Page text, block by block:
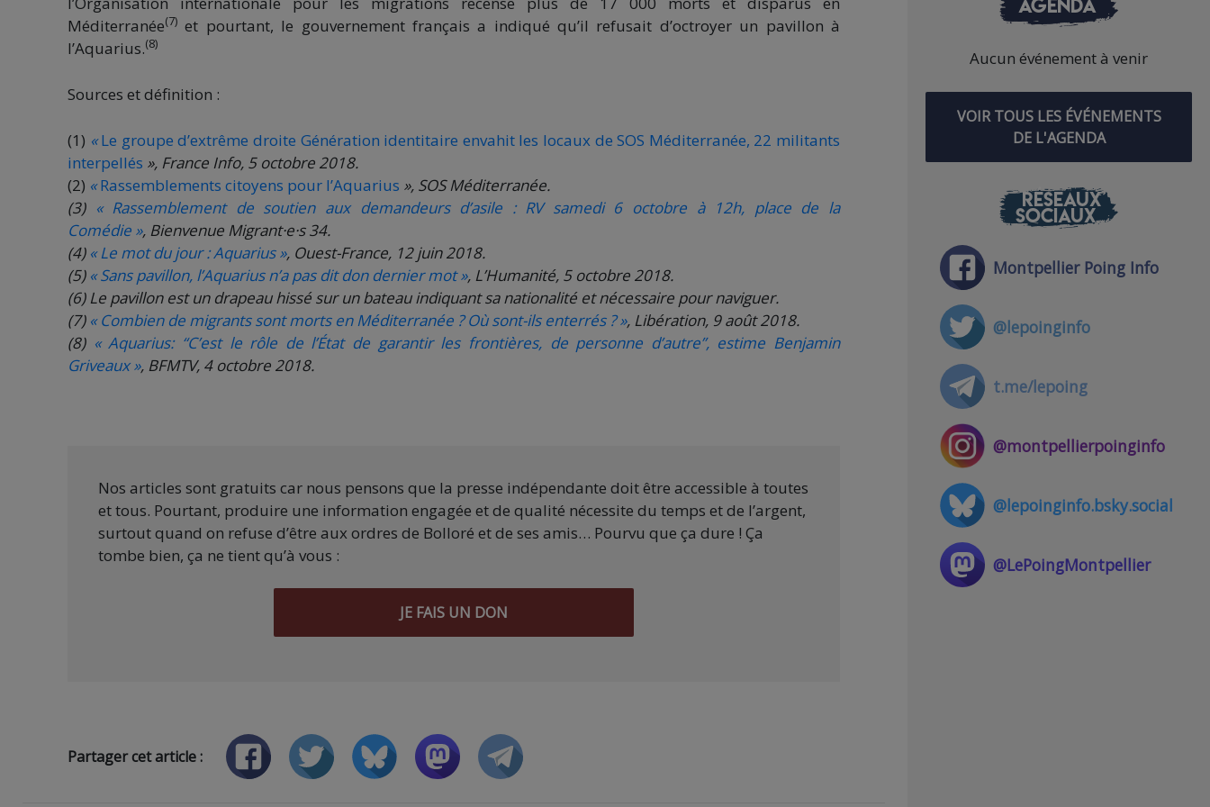
Méditerranée(7) et pourtant, le gouvernement français a indiqué qu’il refusait d’octroyer un pavillon à
l’Aquarius.(8)
Sources et définition :
(1) «Le groupe d’extrême droite Génération identitaire envahit les locaux de SOS Méditerranée, 22 militants
interpellés », France Info, 5 octobre 2018.
(2) «Rassemblements citoyens pour l’Aquarius », SOS Méditerranée.
(3) « Rassemblement de soutien aux demandeurs d’asile : RV samedi 6 octobre à 12h, place de la
Comédie », Bienvenue Migrant·e·s 34.
(4) « Le mot du jour : Aquarius », Ouest-France, 12 juin 2018.
(5) « Sans pavillon, l’Aquarius n’a pas dit don dernier mot », L’Humanité, 5 octobre 2018.
(6) Le pavillon est un drapeau hissé sur un bateau indiquant sa nationalité et nécessaire pour naviguer.
(7) « Combien de migrants sont morts en Méditerranée ? Où sont-ils enterrés ? », Libération, 9 août 2018.
(8) « Aquarius: “C’est le rôle de l’État de garantir les frontières, de personne d’autre”, estime Benjamin
Griveaux », BFMTV, 4 octobre 2018.
Nos articles sont gratuits car nous pensons que la presse indépendante doit être accessible à toutes
et tous. Pourtant, produire une information engagée et de qualité nécessite du temps et de l’argent,
surtout quand on refuse d’être aux ordres de Bolloré et de ses amis… Pourvu que ça dure ! Ça
tombe bien, ça ne tient qu’à vous :
JE FAIS UN DON
Partager cet article :
Aucun événement à venir
VOIR TOUS LES ÉVÉNEMENTS
DE L'AGENDA
RÉSEAUX
SOCIAUX
Montpellier Poing Info
@lepoinginfo
t.me/lepoing
@montpellierpoinginfo
@lepoinginfo.bsky.social
@LePoingMontpellier